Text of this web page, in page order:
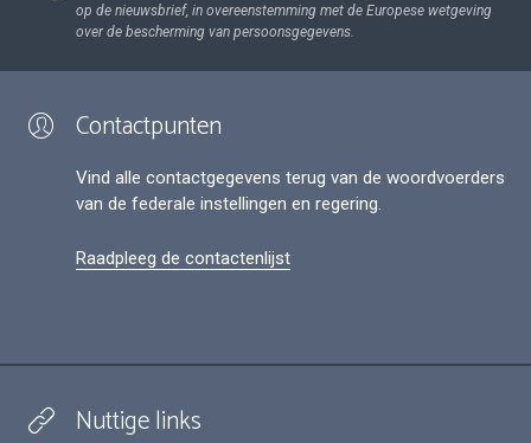
op de nieuwsbrief, in overeenstemming met de Europese wetgeving
over de bescherming van persoonsgegevens.
Contactpunten
Vind alle contactgegevens terug van de woordvoerders
van de federale instellingen en regering.
Raadpleeg de contactenlijst
Nuttige links